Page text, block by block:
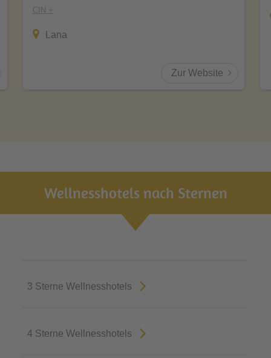
CIN +
Lana
Zur Website
Wellnesshotels nach Sternen
3 Sterne Wellnesshotels
4 Sterne Wellnesshotels